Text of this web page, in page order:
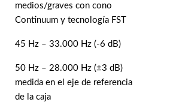
medios/graves con cono
Continuum y tecnología FST
45 Hz – 33.000 Hz (-6 dB)
50 Hz – 28.000 Hz (±3 dB)
medida en el eje de referencia
de la caja